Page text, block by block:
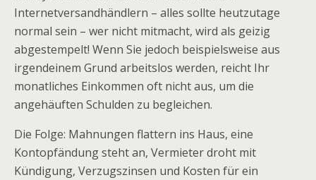
Internetversandhändlern – alles sollte heutzutage
normal sein – wer nicht mitmacht, wird als geizig
abgestempelt! Wenn Sie jedoch beispielsweise aus
irgendeinem Grund arbeitslos werden, reicht Ihr
monatliches Einkommen oft nicht aus, um die
angehäuften Schulden zu begleichen.
Die Folge: Mahnungen flattern ins Haus, eine
Kontopfändung steht an, Vermieter droht mit
Kündigung, Verzugszinsen und Kosten für ein